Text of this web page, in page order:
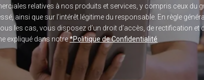
relatives à nos produits et services, y compris ceux du
ainsi que sur l’intérêt légitime du responsable. En règle
les cas, vous disposez d’un droit d’accès, de rectification
expliqué dans notre*Politique de Confidentialité